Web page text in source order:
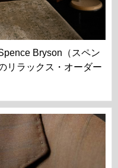
Bryson（スペン
リラックス・オーダー